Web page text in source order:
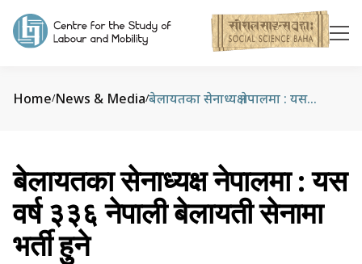
Home/News & Media/ बेलायतका सेनाध्यक्ष नेपालमा : यस वर्ष ३३६ नेपाली बेलायती सेनामा भर्ती हुुने
बेलायतका सेनाध्यक्ष नेपालमा : यस
वर्ष ३३६ नेपाली बेलायती सेनामा
भर्ती हुुने